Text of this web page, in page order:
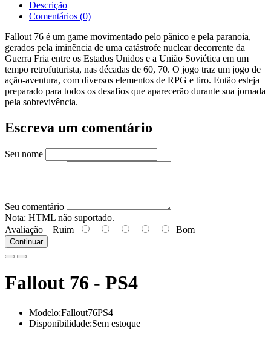
Descrição
Comentários (0)
Fallout 76 é um game movimentado pelo pânico e pela paranoia,
gerados pela iminência de uma catástrofe nuclear decorrente da
Guerra Fria entre os Estados Unidos e a União Soviética em um
tempo retrofuturista, nas décadas de 60, 70. O jogo traz um jogo de
ação-aventura, com diversos elementos de RPG e tiro. Então esteja
preparado para todos os desafios que aparecerão durante sua jornada
pela sobrevivência.
Escreva um comentário
Seu nome
Seu comentário
Nota: HTML não suportado.
Avaliação Ruim Bom
Continuar
Fallout 76 - PS4
Modelo:Fallout76PS4
Disponibilidade:Sem estoque